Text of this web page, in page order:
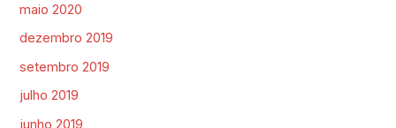
maio 2020
dezembro 2019
setembro 2019
julho 2019
junho 2019